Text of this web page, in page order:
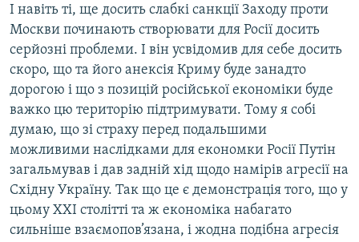
І навіть ті, ще досить слабкі санкції Заходу проти
Москви починають створювати для Росії досить
серйозні проблеми. І він усвідомив для себе досить
скоро, що та його анексія Криму буде занадто
дорогою і що з позицій російської економіки буде
важко цю територію підтримувати. Тому я собі
думаю, що зі страху перед подальшими
можливими наслідками для економки Росії Путін
загальмував і дав задній хід щодо намірів агресії на
Східну Україну. Так що це є демонстрація того, що у
цьому ХХІ столітті та ж економіка набагато
сильніше взаємопов’язана, і жодна подібна агресія